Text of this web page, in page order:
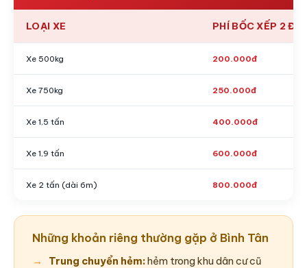
LOẠI XE PHÍ BỐC XẾP 2
Xe 500kg 200.000đ
Xe 750kg 250.000đ
Xe 1,5 tấn 400.000đ
Xe 1,9 tấn 600.000đ
Xe 2 tấn (dài 6m) 800.000đ
Những khoản riêng thường gặp ở Bình Tân
Trung chuyển hẻm:hẻm trong khu dân cư cũ